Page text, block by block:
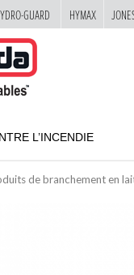
L’INCENDIE
de branchement en
GUARD HYMAX